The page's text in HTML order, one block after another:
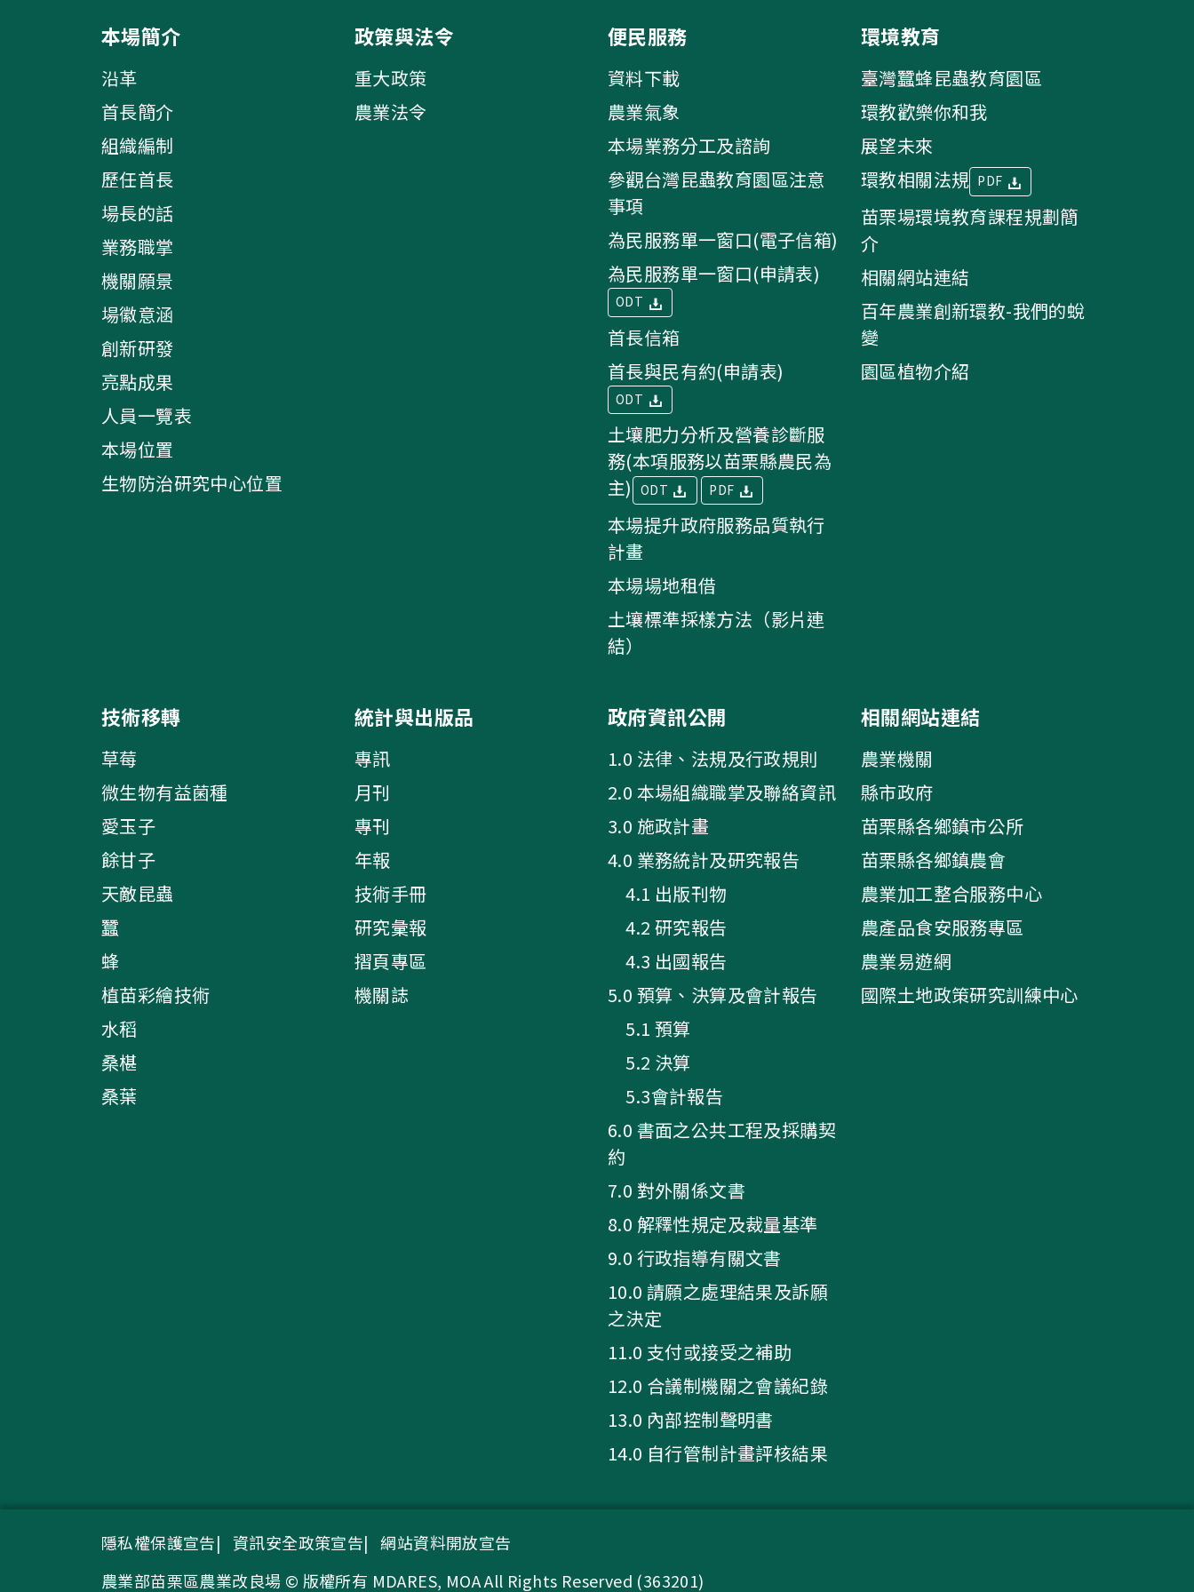
本場簡介
沿革
首長簡介
組織編制
歷任首長
場長的話
業務職掌
機關願景
場徽意涵
創新研發
亮點成果
人員一覽表
本場位置
生物防治研究中心位置
政策與法令
重大政策
農業法令
便民服務
資料下載
農業氣象
本場業務分工及諮詢
參觀台灣昆蟲教育園區注意
事項
為民服務單一窗口(電子信箱)
為民服務單一窗口(申請表)
ODT
首長信箱
首長與民有約(申請表)
ODT
土壤肥力分析及營養診斷服
務(本項服務以苗栗縣農民為
主) ODT PDF
本場提升政府服務品質執行
計畫
本場場地租借
土壤標準採樣方法（影片連
結）
環境教育
臺灣蠶蜂昆蟲教育園區
環教歡樂你和我
展望未來
環教相關法規 PDF
苗栗場環境教育課程規劃簡
介
相關網站連結
百年農業創新環教-我們的蛻
變
園區植物介紹
技術移轉
草莓
微生物有益菌種
愛玉子
餘甘子
天敵昆蟲
蠶
蜂
植苗彩繪技術
水稻
桑椹
桑葉
統計與出版品
專訊
月刊
專刊
年報
技術手冊
研究彙報
摺頁專區
機關誌
政府資訊公開
1.0 法律、法規及行政規則
2.0 本場組織職掌及聯絡資訊
3.0 施政計畫
4.0 業務統計及研究報告
4.1 出版刊物
4.2 研究報告
4.3 出國報告
5.0 預算、決算及會計報告
5.1 預算
5.2 決算
5.3會計報告
6.0 書面之公共工程及採購契
約
7.0 對外關係文書
8.0 解釋性規定及裁量基準
9.0 行政指導有關文書
10.0 請願之處理結果及訴願
之決定
11.0 支付或接受之補助
12.0 合議制機關之會議紀錄
13.0 內部控制聲明書
14.0 自行管制計畫評核結果
相關網站連結
農業機關
縣市政府
苗栗縣各鄉鎮市公所
苗栗縣各鄉鎮農會
農業加工整合服務中心
農產品食安服務專區
農業易遊網
國際土地政策研究訓練中心
隱私權保護宣告 資訊安全政策宣告
網站資料開放宣告
農業部苗栗區農業改良場 © 版權所有 MDARES, MOA All Rights Reserved (363201)